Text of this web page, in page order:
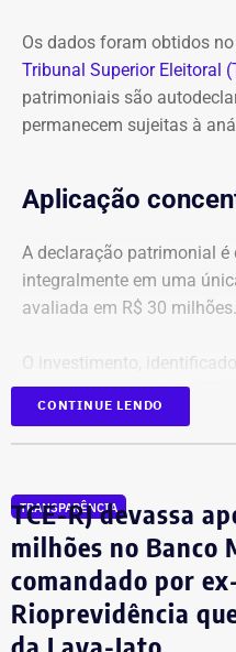
Globo”
Os dados foram obtidos
Tribunal Superior Eleitoral
patrimoniais são
permanecem sujeitas à
Aplicação
A declaração patrimonial é
integralmente em uma
avaliada em R$ 30 milhões.
O investimento,
representa cerca de 99,2%
incluem aplicações de
instituições financeiras,
valor de R$ 0,01.
Empresário do
CONTINUE LENDO
TRANSPARÊNCIA
TCE-RJ devassa
milhões no Banco
comandado por
Rioprevidência